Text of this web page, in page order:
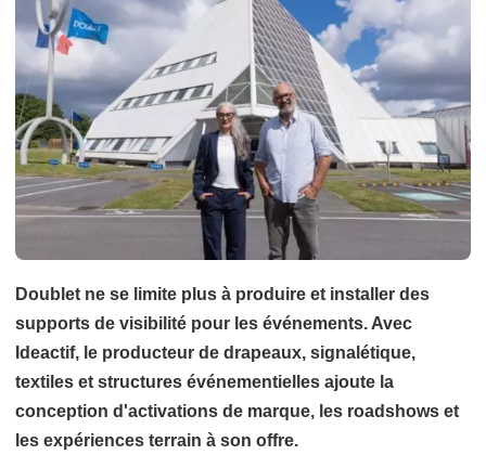
Doublet ne se limite plus à produire et installer des
supports de visibilité pour les événements. Avec
Ideactif, le producteur de drapeaux, signalétique,
textiles et structures événementielles ajoute la
conception d'activations de marque, les roadshows et
les expériences terrain à son offre.